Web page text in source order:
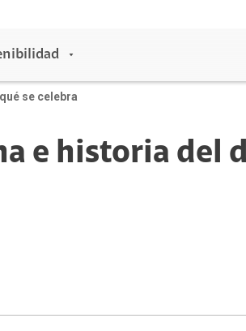
se celebra
e historia del